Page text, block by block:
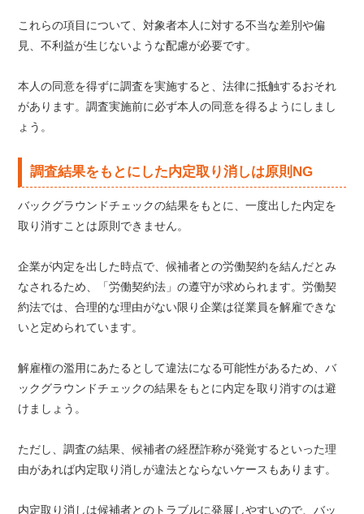
これらの項目について、対象者本人に対する不当な差別や偏
見、不利益が生じないような配慮が必要です。
本人の同意を得ずに調査を実施すると、法律に抵触するおそれ
があります。調査実施前に必ず本人の同意を得るようにしまし
ょう。
調査結果をもとにした内定取り消しは原則NG
バックグラウンドチェックの結果をもとに、一度出した内定を
取り消すことは原則できません。
企業が内定を出した時点で、候補者との労働契約を結んだとみ
なされるため、「労働契約法」の遵守が求められます。労働契
約法では、合理的な理由がない限り企業は従業員を解雇できな
いと定められています。
解雇権の濫用にあたるとして違法になる可能性があるため、バ
ックグラウンドチェックの結果をもとに内定を取り消すのは避
けましょう。
ただし、調査の結果、候補者の経歴詐称が発覚するといった理
由があれば内定取り消しが違法とならないケースもあります。
内定取り消しは候補者とのトラブルに発展しやすいので、バッ